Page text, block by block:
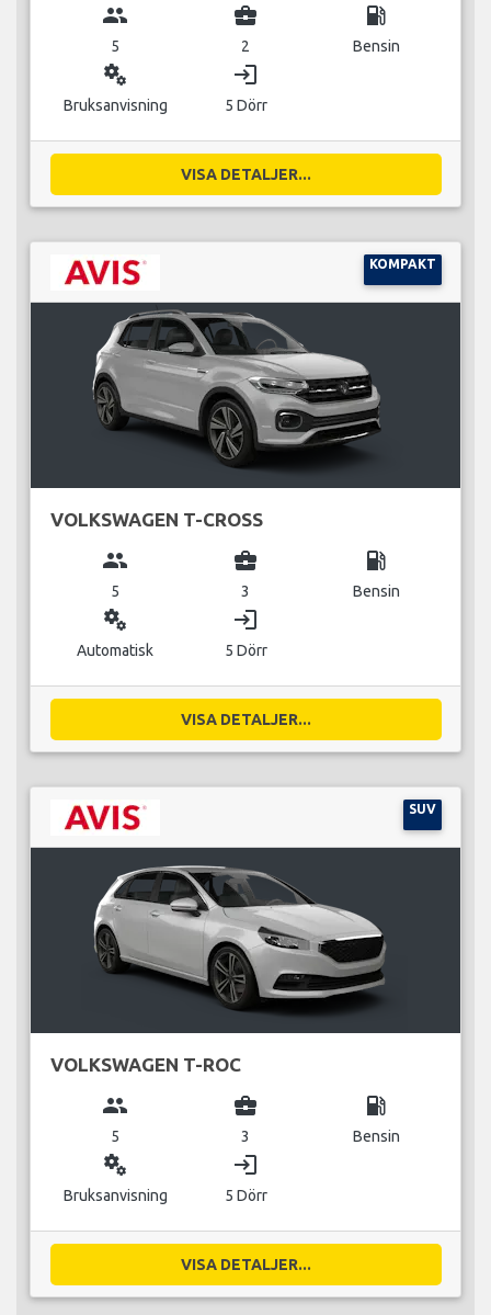
group
5
business_center
2
local_gas_station
Bensin
miscellaneous_services
Bruksanvisning
login
5 Dörr
VISA DETALJER...
KOMPAKT
VOLKSWAGEN T-CROSS
group
5
business_center
3
local_gas_station
Bensin
miscellaneous_services
Automatisk
login
5 Dörr
VISA DETALJER...
SUV
VOLKSWAGEN T-ROC
group
5
business_center
3
local_gas_station
Bensin
miscellaneous_services
Bruksanvisning
login
5 Dörr
VISA DETALJER...